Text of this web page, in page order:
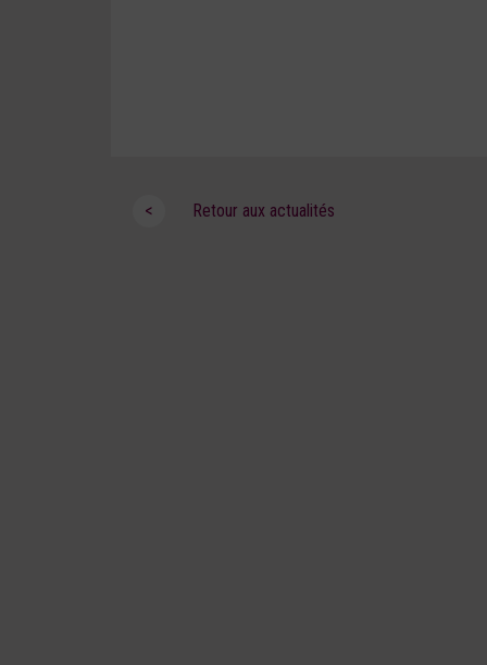
< Retour aux actualités